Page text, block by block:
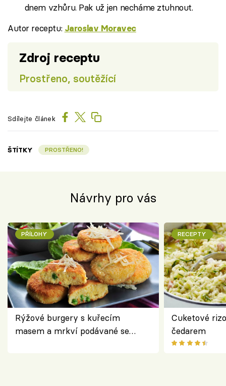
dnem vzhůru. Pak už jen necháme ztuhnout.
Autor receptu: Jaroslav Moravec
Zdroj receptu
Prostřeno, soutěžící
Sdílejte článek
ŠTÍTKY PROSTŘENO!
Návrhy pro vás
PŘÍLOHY
Rýžové burgery s kuřecím
masem a mrkví podávané se
RECEPTY
Cuketové
čedarem